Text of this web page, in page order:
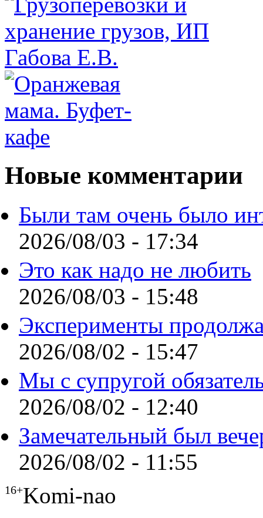
Новые комментарии
Были там очень было
2026/08/03 - 17:34
Это как надо не любить
2026/08/03 - 15:48
Эксперименты
2026/08/02 - 15:47
Мы с супругой
2026/08/02 - 12:40
Замечательный был
2026/08/02 - 11:55
16+Komi-nao